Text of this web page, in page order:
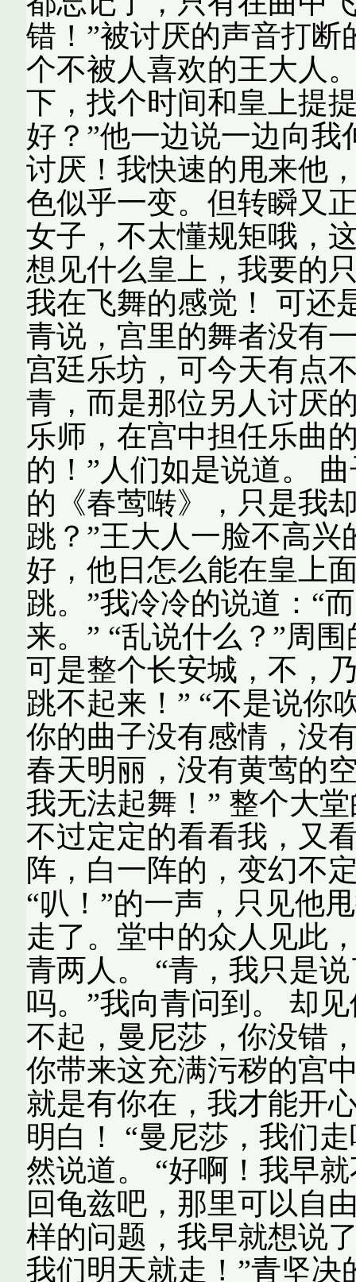
错！”被讨厌的声音打
个不被人喜欢的王大人
下，找个时间和皇上提
好？”他一边说一边向
讨厌！我快速的甩来他
色似乎一变。但转瞬又
女子，不太懂规矩哦，
想见什么皇上，我要的
我在飞舞的感觉！ 可还
青说，宫里的舞者没有
宫廷乐坊，可今天有点
青，而是那位另人讨厌
乐师，在宫中担任乐曲
的！”人们如是说道。
的《春莺啭》，只是我
跳？”王大人一脸不高
好，他日怎么能在皇上
跳。”我冷冷的说道：“
来。” “乱说什么？”周
可是整个长安城，不，
跳不起来！” “不是说你
你的曲子没有感情，没
春天明丽，没有黄莺的
我无法起舞！” 整个大
不过定定的看看我，又
阵，白一阵的，变幻不
“叭！”的一声，只见他
走了。堂中的众人见此
青两人。 “青，我只是
吗。”我向青问到。 却
不起，曼尼莎，你没错
你带来这充满污秽的宫
就是有你在，我才能开
明白！ “曼尼莎，我们
然说道。 “好啊！我早
回龟兹吧，那里可以自
样的问题，我早就想说
我们明天就走！”青坚